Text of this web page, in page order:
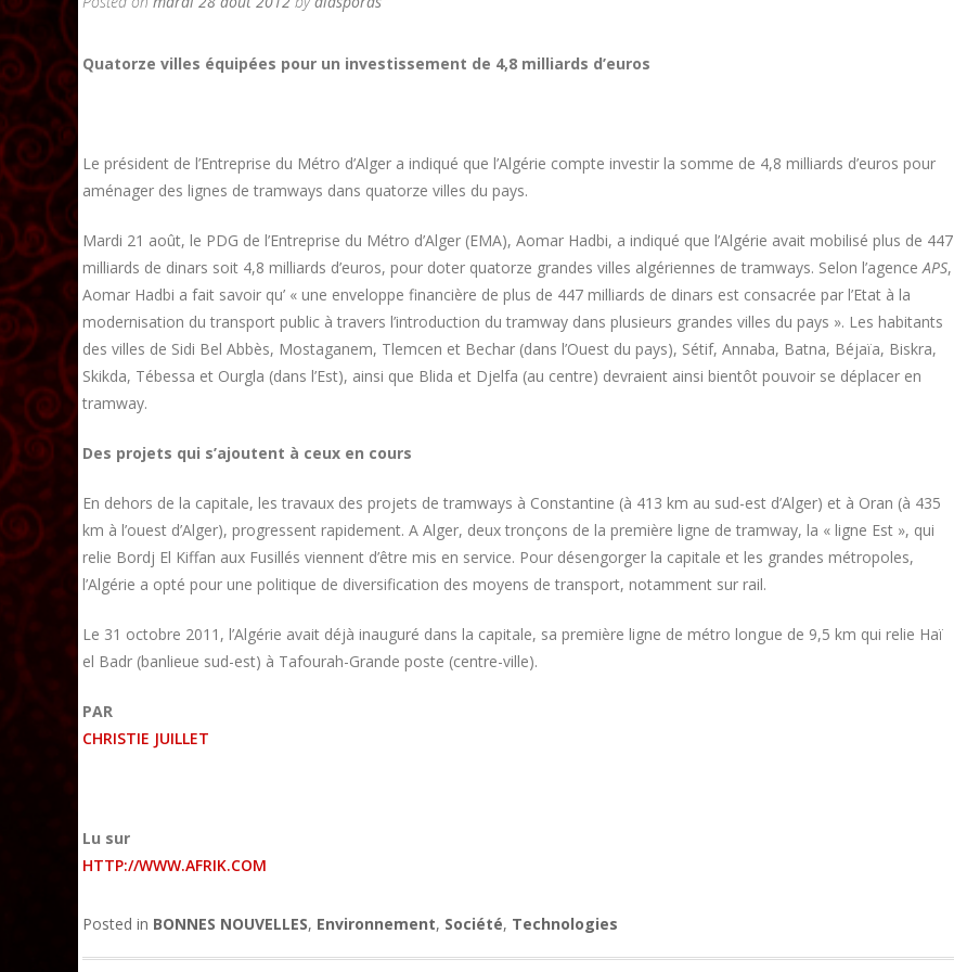
Quatorze villes équipées pour un investissement de 4,8 milliards d’euros
Le président de l’Entreprise du Métro d’Alger a indiqué que l’Algérie compte investir la somme de 4,8 milliards d’euros pour
aménager des lignes de tramways dans quatorze villes du pays.
Mardi 21 août, le PDG de l’Entreprise du Métro d’Alger (EMA), Aomar Hadbi, a indiqué que l’Algérie avait mobilisé plus de 447
milliards de dinars soit 4,8 milliards d’euros, pour doter quatorze grandes villes algériennes de tramways. Selon l’agenceAPS,
Aomar Hadbi a fait savoir qu’ « une enveloppe financière de plus de 447 milliards de dinars est consacrée par l’Etat à la
modernisation du transport public à travers l’introduction du tramway dans plusieurs grandes villes du pays ». Les habitants
des villes de Sidi Bel Abbès, Mostaganem, Tlemcen et Bechar (dans l’Ouest du pays), Sétif, Annaba, Batna, Béjaïa, Biskra,
Skikda, Tébessa et Ourgla (dans l’Est), ainsi que Blida et Djelfa (au centre) devraient ainsi bientôt pouvoir se déplacer en
tramway.
Des projets qui s’ajoutent à ceux en cours
En dehors de la capitale, les travaux des projets de tramways à Constantine (à 413 km au sud-est d’Alger) et à Oran (à 435
km à l’ouest d’Alger), progressent rapidement. A Alger, deux tronçons de la première ligne de tramway, la « ligne Est », qui
relie Bordj El Kiffan aux Fusillés viennent d’être mis en service. Pour désengorger la capitale et les grandes métropoles,
l’Algérie a opté pour une politique de diversification des moyens de transport, notamment sur rail.
Le 31 octobre 2011, l’Algérie avait déjà inauguré dans la capitale, sa première ligne de métro longue de 9,5 km qui relie Haï
el Badr (banlieue sud-est) à Tafourah-Grande poste (centre-ville).
PAR
CHRISTIE JUILLET
Lu sur
HTTP://WWW.AFRIK.COM
Posted in BONNES NOUVELLES, Environnement, Société, Technologies